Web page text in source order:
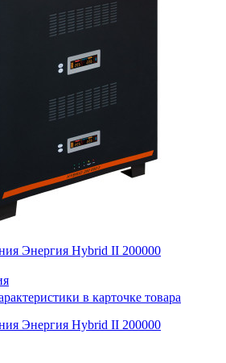
Энергия Hybrid II 200000
в карточке товара
Энергия Hybrid II 200000